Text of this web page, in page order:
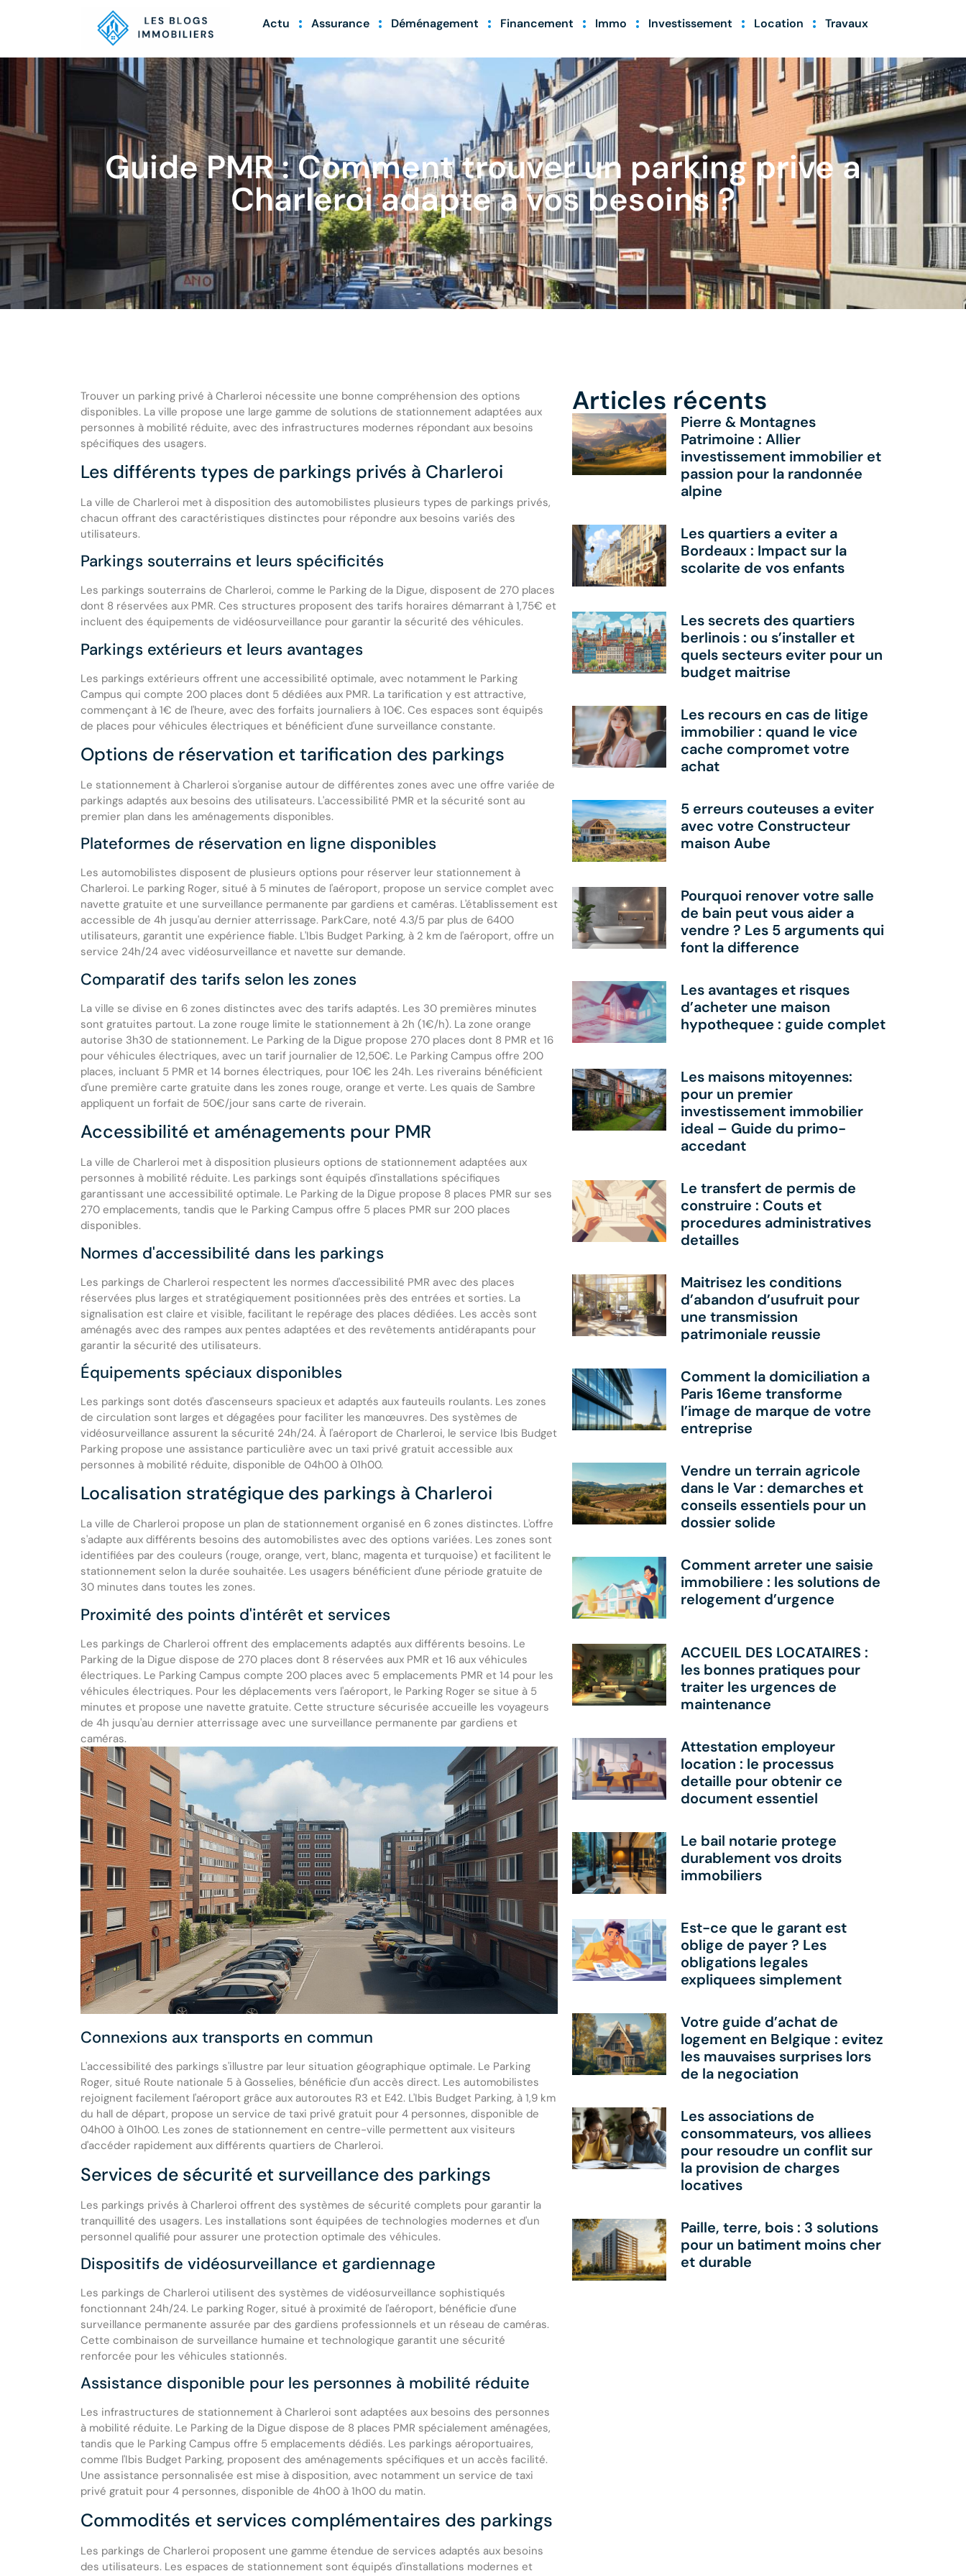
Actu Assurance Déménagement Financement Immo Investissement Location Travaux
Guide PMR : Comment trouver un parking prive a
Charleroi adapte a vos besoins ?
Trouver un parking privé à Charleroi nécessite une bonne compréhension des options
disponibles. La ville propose une large gamme de solutions de stationnement adaptées aux
personnes à mobilité réduite, avec des infrastructures modernes répondant aux besoins
spécifiques des usagers.
Les différents types de parkings privés à Charleroi
La ville de Charleroi met à disposition des automobilistes plusieurs types de parkings privés,
chacun offrant des caractéristiques distinctes pour répondre aux besoins variés des
utilisateurs.
Parkings souterrains et leurs spécificités
Les parkings souterrains de Charleroi, comme le Parking de la Digue, disposent de 270 places
dont 8 réservées aux PMR. Ces structures proposent des tarifs horaires démarrant à 1,75€ et
incluent des équipements de vidéosurveillance pour garantir la sécurité des véhicules.
Parkings extérieurs et leurs avantages
Les parkings extérieurs offrent une accessibilité optimale, avec notamment le Parking
Campus qui compte 200 places dont 5 dédiées aux PMR. La tarification y est attractive,
commençant à 1€ de l'heure, avec des forfaits journaliers à 10€. Ces espaces sont équipés
de places pour véhicules électriques et bénéficient d'une surveillance constante.
Options de réservation et tarification des parkings
Le stationnement à Charleroi s'organise autour de différentes zones avec une offre variée de
parkings adaptés aux besoins des utilisateurs. L'accessibilité PMR et la sécurité sont au
premier plan dans les aménagements disponibles.
Plateformes de réservation en ligne disponibles
Les automobilistes disposent de plusieurs options pour réserver leur stationnement à
Charleroi. Le parking Roger, situé à 5 minutes de l'aéroport, propose un service complet avec
navette gratuite et une surveillance permanente par gardiens et caméras. L'établissement est
accessible de 4h jusqu'au dernier atterrissage. ParkCare, noté 4.3/5 par plus de 6400
utilisateurs, garantit une expérience fiable. L'Ibis Budget Parking, à 2 km de l'aéroport, offre un
service 24h/24 avec vidéosurveillance et navette sur demande.
Comparatif des tarifs selon les zones
La ville se divise en 6 zones distinctes avec des tarifs adaptés. Les 30 premières minutes
sont gratuites partout. La zone rouge limite le stationnement à 2h (1€/h). La zone orange
autorise 3h30 de stationnement. Le Parking de la Digue propose 270 places dont 8 PMR et 16
pour véhicules électriques, avec un tarif journalier de 12,50€. Le Parking Campus offre 200
places, incluant 5 PMR et 14 bornes électriques, pour 10€ les 24h. Les riverains bénéficient
d'une première carte gratuite dans les zones rouge, orange et verte. Les quais de Sambre
appliquent un forfait de 50€/jour sans carte de riverain.
Accessibilité et aménagements pour PMR
La ville de Charleroi met à disposition plusieurs options de stationnement adaptées aux
personnes à mobilité réduite. Les parkings sont équipés d'installations spécifiques
garantissant une accessibilité optimale. Le Parking de la Digue propose 8 places PMR sur ses
270 emplacements, tandis que le Parking Campus offre 5 places PMR sur 200 places
disponibles.
Normes d'accessibilité dans les parkings
Les parkings de Charleroi respectent les normes d'accessibilité PMR avec des places
réservées plus larges et stratégiquement positionnées près des entrées et sorties. La
signalisation est claire et visible, facilitant le repérage des places dédiées. Les accès sont
aménagés avec des rampes aux pentes adaptées et des revêtements antidérapants pour
garantir la sécurité des utilisateurs.
Équipements spéciaux disponibles
Les parkings sont dotés d'ascenseurs spacieux et adaptés aux fauteuils roulants. Les zones
de circulation sont larges et dégagées pour faciliter les manœuvres. Des systèmes de
vidéosurveillance assurent la sécurité 24h/24. À l'aéroport de Charleroi, le service Ibis Budget
Parking propose une assistance particulière avec un taxi privé gratuit accessible aux
personnes à mobilité réduite, disponible de 04h00 à 01h00.
Localisation stratégique des parkings à Charleroi
La ville de Charleroi propose un plan de stationnement organisé en 6 zones distinctes. L'offre
s'adapte aux différents besoins des automobilistes avec des options variées. Les zones sont
identifiées par des couleurs (rouge, orange, vert, blanc, magenta et turquoise) et facilitent le
stationnement selon la durée souhaitée. Les usagers bénéficient d'une période gratuite de
30 minutes dans toutes les zones.
Proximité des points d'intérêt et services
Les parkings de Charleroi offrent des emplacements adaptés aux différents besoins. Le
Parking de la Digue dispose de 270 places dont 8 réservées aux PMR et 16 aux véhicules
électriques. Le Parking Campus compte 200 places avec 5 emplacements PMR et 14 pour les
véhicules électriques. Pour les déplacements vers l'aéroport, le Parking Roger se situe à 5
minutes et propose une navette gratuite. Cette structure sécurisée accueille les voyageurs
de 4h jusqu'au dernier atterrissage avec une surveillance permanente par gardiens et
caméras.
Connexions aux transports en commun
L'accessibilité des parkings s'illustre par leur situation géographique optimale. Le Parking
Roger, situé Route nationale 5 à Gosselies, bénéficie d'un accès direct. Les automobilistes
rejoignent facilement l'aéroport grâce aux autoroutes R3 et E42. L'Ibis Budget Parking, à 1,9 km
du hall de départ, propose un service de taxi privé gratuit pour 4 personnes, disponible de
04h00 à 01h00. Les zones de stationnement en centre-ville permettent aux visiteurs
d'accéder rapidement aux différents quartiers de Charleroi.
Services de sécurité et surveillance des parkings
Les parkings privés à Charleroi offrent des systèmes de sécurité complets pour garantir la
tranquillité des usagers. Les installations sont équipées de technologies modernes et d'un
personnel qualifié pour assurer une protection optimale des véhicules.
Dispositifs de vidéosurveillance et gardiennage
Les parkings de Charleroi utilisent des systèmes de vidéosurveillance sophistiqués
fonctionnant 24h/24. Le parking Roger, situé à proximité de l'aéroport, bénéficie d'une
surveillance permanente assurée par des gardiens professionnels et un réseau de caméras.
Cette combinaison de surveillance humaine et technologique garantit une sécurité
renforcée pour les véhicules stationnés.
Assistance disponible pour les personnes à mobilité réduite
Les infrastructures de stationnement à Charleroi sont adaptées aux besoins des personnes
à mobilité réduite. Le Parking de la Digue dispose de 8 places PMR spécialement aménagées,
tandis que le Parking Campus offre 5 emplacements dédiés. Les parkings aéroportuaires,
comme l'Ibis Budget Parking, proposent des aménagements spécifiques et un accès facilité.
Une assistance personnalisée est mise à disposition, avec notamment un service de taxi
privé gratuit pour 4 personnes, disponible de 4h00 à 1h00 du matin.
Commodités et services complémentaires des parkings
Les parkings de Charleroi proposent une gamme étendue de services adaptés aux besoins
des utilisateurs. Les espaces de stationnement sont équipés d'installations modernes et
Articles récents
Pierre & Montagnes
Patrimoine : Allier
investissement immobilier et
passion pour la randonnée
alpine
Les quartiers a eviter a
Bordeaux : Impact sur la
scolarite de vos enfants
Les secrets des quartiers
berlinois : ou s’installer et
quels secteurs eviter pour un
budget maitrise
Les recours en cas de litige
immobilier : quand le vice
cache compromet votre
achat
5 erreurs couteuses a eviter
avec votre Constructeur
maison Aube
Pourquoi renover votre salle
de bain peut vous aider a
vendre ? Les 5 arguments qui
font la difference
Les avantages et risques
d’acheter une maison
hypothequee : guide complet
Les maisons mitoyennes:
pour un premier
investissement immobilier
ideal – Guide du primo-
accedant
Le transfert de permis de
construire : Couts et
procedures administratives
detailles
Maitrisez les conditions
d’abandon d’usufruit pour
une transmission
patrimoniale reussie
Comment la domiciliation a
Paris 16eme transforme
l’image de marque de votre
entreprise
Vendre un terrain agricole
dans le Var : demarches et
conseils essentiels pour un
dossier solide
Comment arreter une saisie
immobiliere : les solutions de
relogement d’urgence
ACCUEIL DES LOCATAIRES :
les bonnes pratiques pour
traiter les urgences de
maintenance
Attestation employeur
location : le processus
detaille pour obtenir ce
document essentiel
Le bail notarie protege
durablement vos droits
immobiliers
Est-ce que le garant est
oblige de payer ? Les
obligations legales
expliquees simplement
Votre guide d’achat de
logement en Belgique : evitez
les mauvaises surprises lors
de la negociation
Les associations de
consommateurs, vos alliees
pour resoudre un conflit sur
la provision de charges
locatives
Paille, terre, bois : 3 solutions
pour un batiment moins cher
et durable